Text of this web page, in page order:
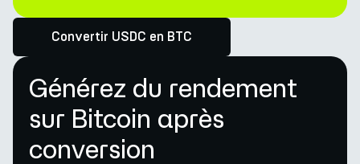
Convertir USDC en BTC
Générez du rendement
sur Bitcoin après
conversion